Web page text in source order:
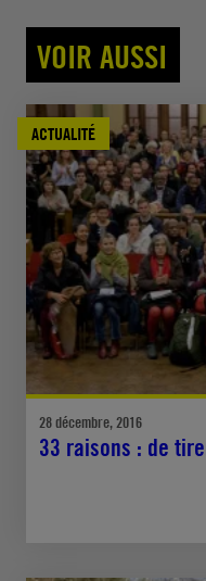
VOIR AUSSI
ACTUALITÉ
28 décembre, 2016
33 raisons : de